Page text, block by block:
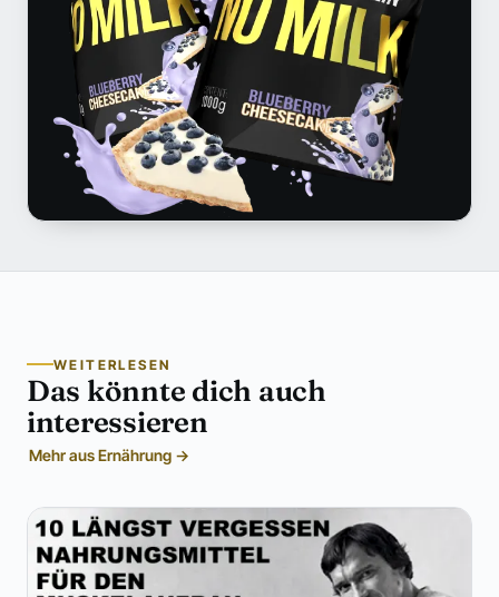
WEITERLESEN
Das könnte dich auch
interessieren
Mehr aus Ernährung →